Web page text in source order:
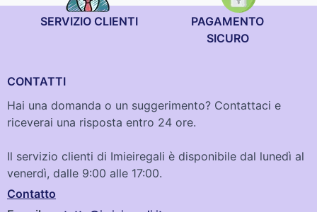
SERVIZIO CLIENTI
PAGAMENTO
SICURO
CONTATTI
Hai una domanda o un suggerimento? Contattaci e
riceverai una risposta entro 24 ore.
Il servizio clienti di Imieiregali è disponibile dal lunedì al
venerdì, dalle 9:00 alle 17:00.
Contatto